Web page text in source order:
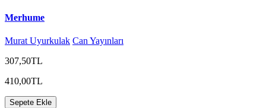
Merhume
Murat Uyurkulak Can Yayınları
307,50TL
410,00TL
Sepete Ekle